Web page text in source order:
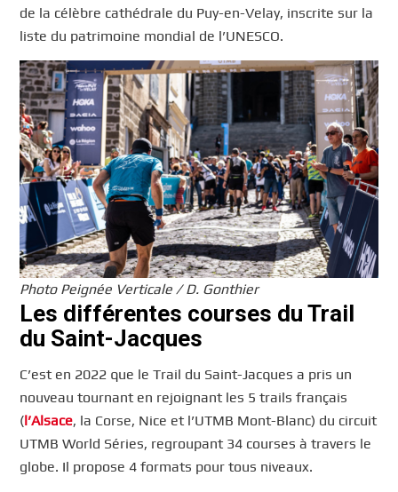
de la célèbre cathédrale du Puy-en-Velay, inscrite sur la
liste du patrimoine mondial de l’UNESCO.
Photo Peignée Verticale / D. Gonthier
Les différentes courses du Trail
du Saint-Jacques
C’est en 2022 que le Trail du Saint-Jacques a pris un
nouveau tournant en rejoignant les 5 trails français
(l’Alsace, la Corse, Nice et l’UTMB Mont-Blanc) du circuit
UTMB World Séries, regroupant 34 courses à travers le
globe. Il propose 4 formats pour tous niveaux.